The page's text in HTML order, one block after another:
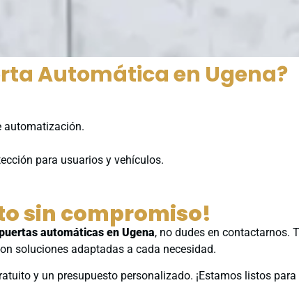
Automática en Ugena?
automatización.
para usuarios y vehículos.
sin compromiso!
automáticas en Ugena, no dudes en contactarnos.
soluciones adaptadas a cada necesidad.
y un presupuesto personalizado. ¡Estamos listos para